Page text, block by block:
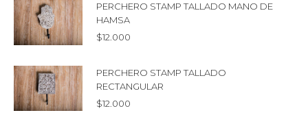
PERCHERO STAMP TALLADO MANO DE
HAMSA
$12.000
PERCHERO STAMP TALLADO
RECTANGULAR
$12.000